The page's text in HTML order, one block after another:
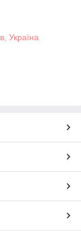
Україна